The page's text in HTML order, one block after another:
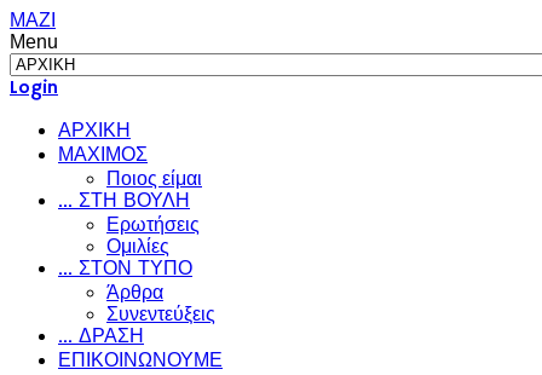
ΜΑΖΙ
Menu
Login
ΑΡΧΙΚΗ
ΜΑΧΙΜΟΣ
Ποιος είμαι
... ΣΤΗ ΒΟΥΛΗ
Ερωτήσεις
Ομιλίες
... ΣΤΟΝ ΤΥΠΟ
Άρθρα
Συνεντεύξεις
... ΔΡΑΣΗ
ΕΠΙΚΟΙΝΩΝΟΥΜΕ